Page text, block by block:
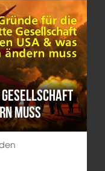
Gesellschaft
muss